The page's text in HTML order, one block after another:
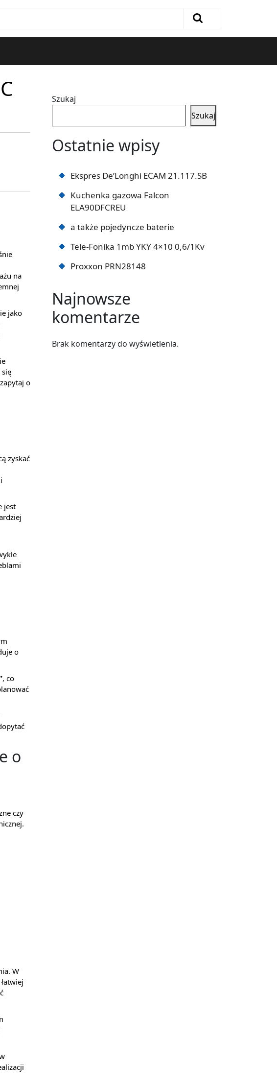
na
jako
o
zyskać
jest
o
, co
o
czy
W
Szukaj
Szukaj
Ostatnie wpisy
Ekspres De’Longhi ECAM 21.117.SB
Kuchenka gazowa Falcon
ELA90DFCREU
a także pojedyncze baterie
Tele-Fonika 1mb YKY 4×10 0,6/1Kv
Proxxon PRN28148
Najnowsze
komentarze
Brak komentarzy do wyświetlenia.